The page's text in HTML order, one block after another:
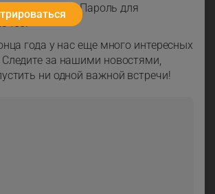
. Пароль для
года у нас еще много интересных
за нашими новостями,
ни одной важной встречи!